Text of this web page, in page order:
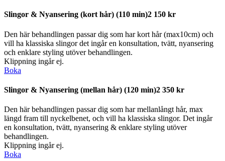
Slingor & Nyansering (kort hår) (110 min)2 150 kr
Den här behandlingen passar dig som har kort hår (max10cm) och
vill ha klassiska slingor det ingår en konsultation, tvätt, nyansering
och enklare styling utöver behandlingen.
Klippning ingår ej.
Boka
Slingor & Nyansering (mellan hår) (120 min)2 350 kr
Den här behandlingen passar dig som har mellanlångt hår, max
längd fram till nyckelbenet, och vill ha klassiska slingor. Det ingår
en konsultation, tvätt, nyansering & enklare styling utöver
behandlingen.
Klippning ingår ej.
Boka